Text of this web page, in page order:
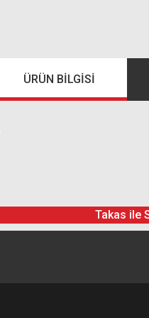
ÜRÜN BILGISI
Takas ile